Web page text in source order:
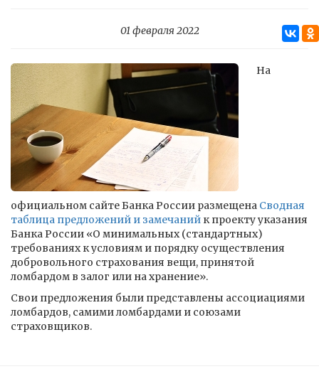
01 февраля 2022
На
официальном сайте Банка России размещена Сводная
таблица предложений и замечаний к проекту указания
Банка России «О минимальных (стандартных)
требованиях к условиям и порядку осуществления
добровольного страхования вещи, принятой
ломбардом в залог или на хранение».
Свои предложения были представлены ассоциациями
ломбардов, самими ломбардами и союзами
страховщиков.